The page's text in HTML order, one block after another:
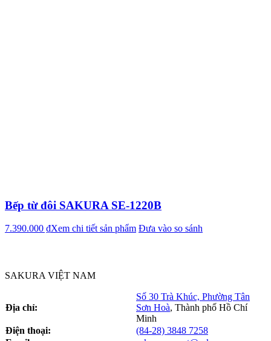
Bếp từ đôi SAKURA SE-1220B
7.390.000 ₫Xem chi tiết sản phẩm Đưa vào so sánh
SAKURA VIỆT NAM
Địa chỉ:
Số 30 Trà Khúc, Phường Tân
Sơn Hoà, Thành phố Hồ Chí
Minh
Điện thoại:
(84-28) 3848 7258